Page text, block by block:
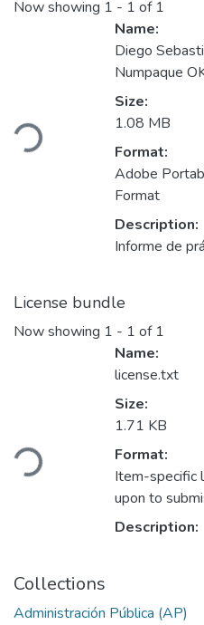
Now showing 1 - 1 of 1
Loading...
Name:
Diego
Numpaque
Size:
1.08 MB
Format:
Adobe
Format
Description:
Informe de
License bundle
Now showing 1 - 1 of 1
Loading...
Name:
license.txt
Size:
1.71 KB
Format:
Item-specific
upon to
Description:
Collections
Administración Pública (AP)